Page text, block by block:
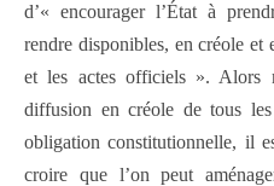
d’« encourager l’État à
rendre disponibles, en créole et
et les actes officiels ». Alors
diffusion en créole de tous
obligation constitutionnelle, il
croire que l’on peut